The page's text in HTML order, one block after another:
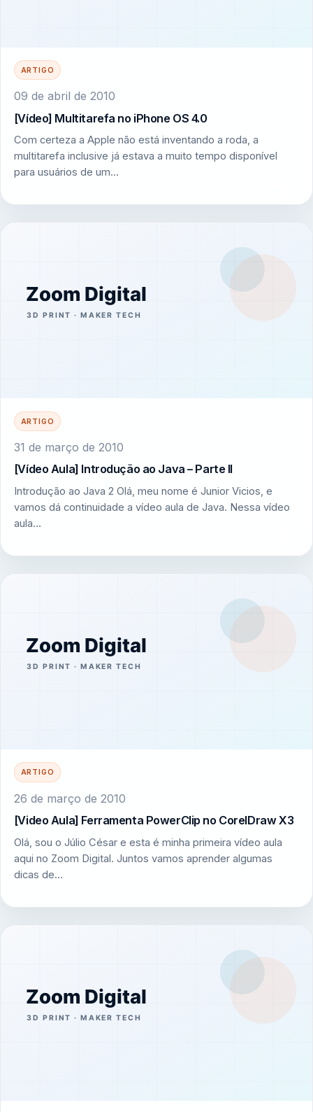
ARTIGO
09 de abril de 2010
[Vídeo] Multitarefa no iPhone OS 4.0
Com certeza a Apple não está inventando a roda, a
multitarefa inclusive já estava a muito tempo disponível
para usuários de um…
ARTIGO
31 de março de 2010
[Vídeo Aula] Introdução ao Java – Parte II
Introdução ao Java 2 Olá, meu nome é Junior Vicios, e
vamos dá continuidade a vídeo aula de Java. Nessa vídeo
aula…
ARTIGO
26 de março de 2010
[Video Aula] Ferramenta PowerClip no CorelDraw X3
Olá, sou o Júlio César e esta é minha primeira vídeo aula
aqui no Zoom Digital. Juntos vamos aprender algumas
dicas de…